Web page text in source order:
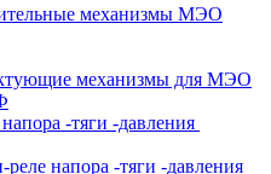
механизмы МЭО
механизмы для МЭО
-тяги -давления
реле напора -тяги -давления